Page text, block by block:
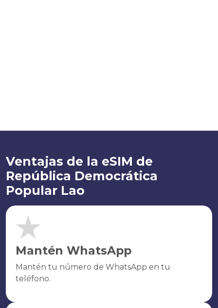
Ventajas de la eSIM de
República Democrática
Popular Lao
Mantén WhatsApp
Mantén tu número de WhatsApp en tu
teléfono.